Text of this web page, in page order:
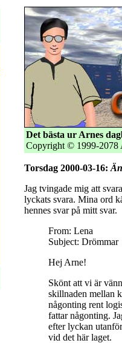
Det bästa ur Arnes
Copyright © 1999-2078
Torsdag 2000-03-16:
Jag tvingade mig att
lyckats svara. Mina ord
hennes svar på mitt svar.
From: Lena
Subject: Drömmar
Hej Arne!
Skönt att vi är
skillnaden mellan
någonting rent
fattar någonting.
efter lyckan
vid det här laget.